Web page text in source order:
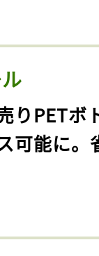
りPETボ
可能に。